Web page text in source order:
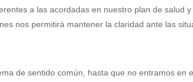
a las acordadas en nuestro plan de salud
nos permitirá mantener la claridad ante las
de sentido común, hasta que no entramos